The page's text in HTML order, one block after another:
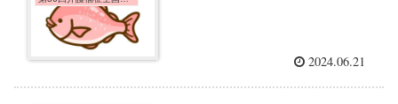
2024.06.21